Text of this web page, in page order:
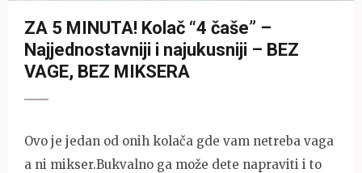
ZA 5 MINUTA! Kolač “4 čaše” –
Najjednostavniji i najukusniji – BEZ
VAGE, BEZ MIKSERA
Ovo je jedan od onih kolača gde vam netreba vaga
a ni mikser.Bukvalno ga može dete napraviti i to